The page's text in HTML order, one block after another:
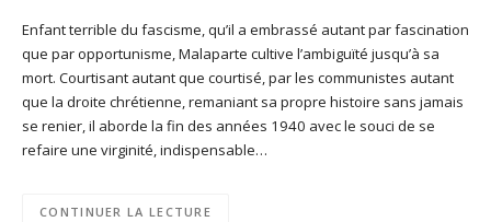
Enfant terrible du fascisme, qu’il a embrassé autant par fascination
que par opportunisme, Malaparte cultive l’ambiguïté jusqu’à sa
mort. Courtisant autant que courtisé, par les communistes autant
que la droite chrétienne, remaniant sa propre histoire sans jamais
se renier, il aborde la fin des années 1940 avec le souci de se
refaire une virginité, indispensable…
CONTINUER LA LECTURE